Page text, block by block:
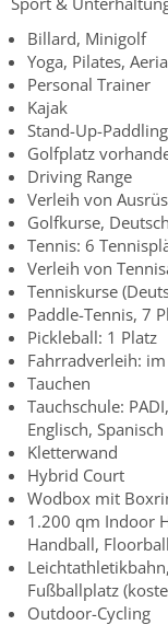
Billard, Minigolf
Yoga, Pilates,
Personal Trainer
Kajak
Stand-Up-Paddling
Golfplatz
Driving Range
Verleih von
Golfkurse,
Tennis: 6
Verleih von
Tenniskurse
Paddle-Tennis, 7
Pickleball: 1 Platz
Fahrradverleih:
Tauchen
Tauchschule:
Englisch, Spanisch
Kletterwand
Hybrid Court
Wodbox mit
1.200 qm Indoor
Handball,
Fußballplatz
Outdoor-Cycling